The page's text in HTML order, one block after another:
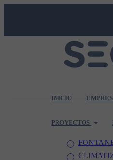
INICIO
PROYECTOS